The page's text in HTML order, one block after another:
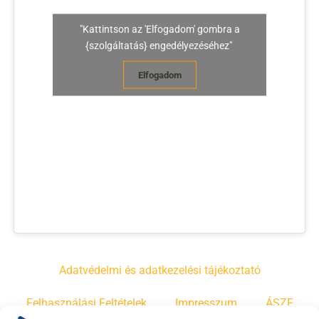
"Kattintson az 'Elfogadom' gombra a
{szolgáltatás} engedélyezéséhez"
Elfogadom
Adatvédelmi és adatkezelési tájékoztató
Felhasználási Feltételek Impresszum ÁSZF